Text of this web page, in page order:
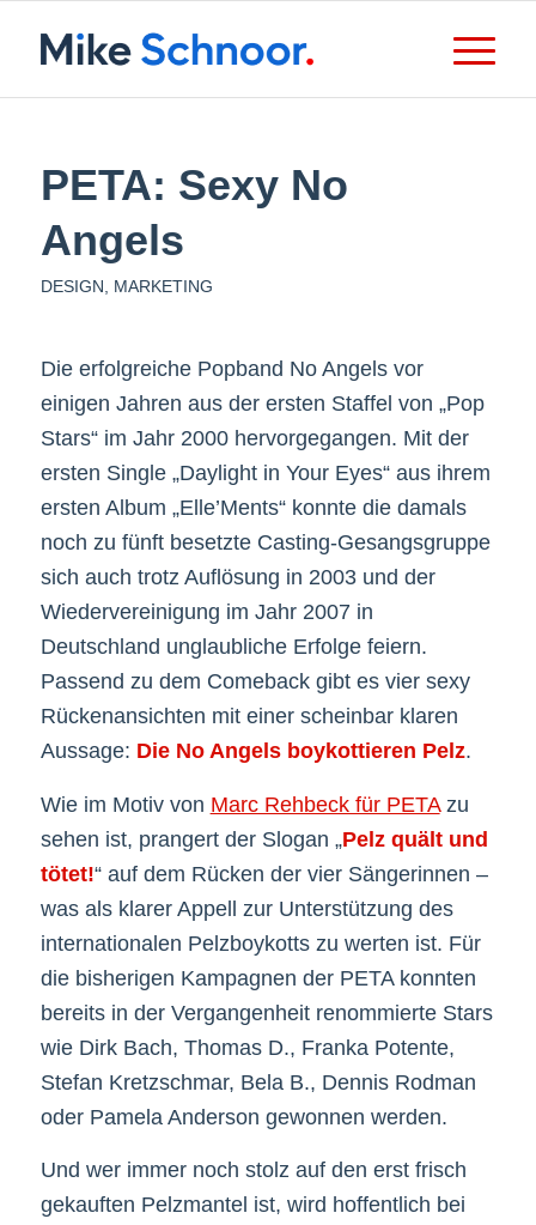
PETA: Sexy No
Angels
DESIGN MARKETING
Die erfolgreiche Popband No Angels vor
einigen Jahren aus der ersten Staffel von „Pop
Stars“ im Jahr 2000 hervorgegangen. Mit der
ersten Single „Daylight in Your Eyes“ aus ihrem
ersten Album „Elle’Ments“ konnte die damals
noch zu fünft besetzte Casting-Gesangsgruppe
sich auch trotz Auflösung in 2003 und der
Wiedervereinigung im Jahr 2007 in
Deutschland unglaubliche Erfolge feiern.
Passend zu dem Comeback gibt es vier sexy
Rückenansichten mit einer scheinbar klaren
Aussage: Die No Angels boykottieren Pelz.
Wie im Motiv von Marc Rehbeck für PETAzu
sehen ist, prangert der Slogan „Pelz quält und
tötet!“ auf dem Rücken der vier Sängerinnen –
was als klarer Appell zur Unterstützung des
internationalen Pelzboykotts zu werten ist. Für
die bisherigen Kampagnen der PETA konnten
bereits in der Vergangenheit renommierte Stars
wie Dirk Bach, Thomas D., Franka Potente,
Stefan Kretzschmar, Bela B., Dennis Rodman
oder Pamela Anderson gewonnen werden.
Und wer immer noch stolz auf den erst frisch
gekauften Pelzmantel ist, wird hoffentlich bei